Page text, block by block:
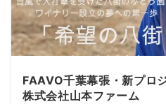
FAAVO千葉幕張・新プロ
株式会社山本ファーム